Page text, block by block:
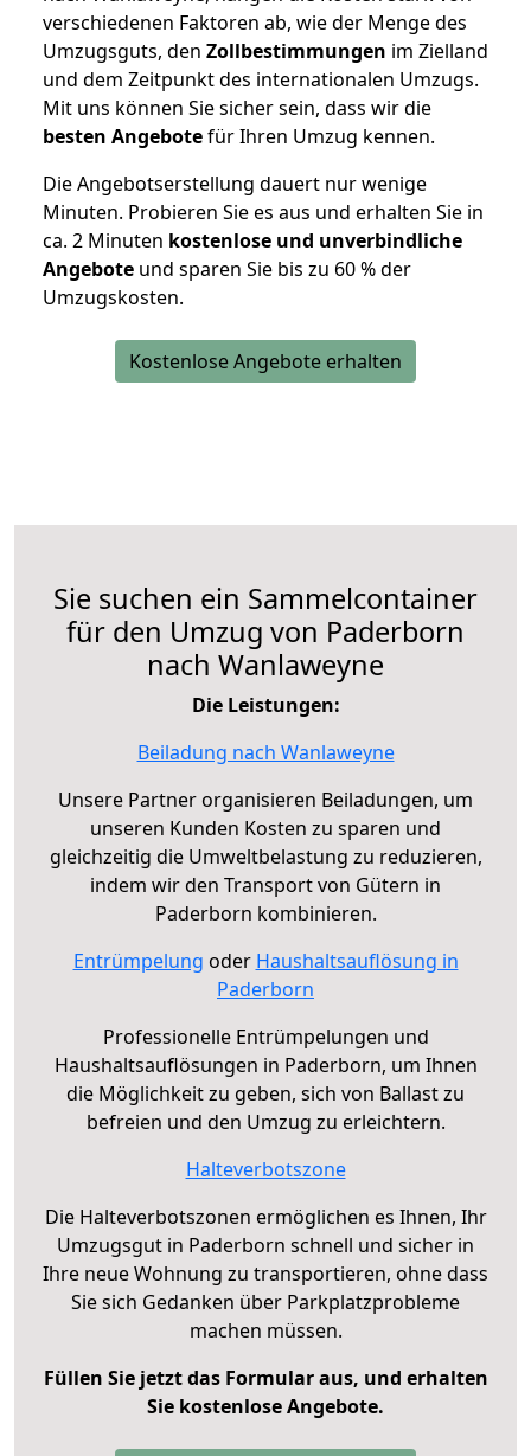
verschiedenen Faktoren ab, wie der Menge des
Umzugsguts, den Zollbestimmungen im Zielland
und dem Zeitpunkt des internationalen Umzugs.
Mit uns können Sie sicher sein, dass wir die
besten Angebotefür Ihren Umzug kennen.
Die Angebotserstellung dauert nur wenige
Minuten. Probieren Sie es aus und erhalten Sie in
ca. 2 Minuten kostenlose und unverbindliche
Angebote und sparen Sie bis zu 60 % der
Umzugskosten.
Kostenlose Angebote erhalten
Sie suchen ein Sammelcontainer
für den Umzug von Paderborn
nach Wanlaweyne
Die Leistungen:
Beiladung nach Wanlaweyne
Unsere Partner organisieren Beiladungen, um
unseren Kunden Kosten zu sparen und
gleichzeitig die Umweltbelastung zu reduzieren,
indem wir den Transport von Gütern in
Paderborn kombinieren.
Entrümpelung oder Haushaltsauflösung in
Paderborn
Professionelle Entrümpelungen und
Haushaltsauflösungen in Paderborn, um Ihnen
die Möglichkeit zu geben, sich von Ballast zu
befreien und den Umzug zu erleichtern.
Halteverbotszone
Die Halteverbotszonen ermöglichen es Ihnen, Ihr
Umzugsgut in Paderborn schnell und sicher in
Ihre neue Wohnung zu transportieren, ohne dass
Sie sich Gedanken über Parkplatzprobleme
machen müssen.
Füllen Sie jetzt das Formular aus, und erhalten
Sie kostenlose Angebote.